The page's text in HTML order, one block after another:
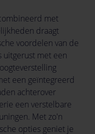
met
draagt
voordelen van de
uitgerust met een
een geïntegreerd
achterover
een verstelbare
Met zo'n
opties geniet je